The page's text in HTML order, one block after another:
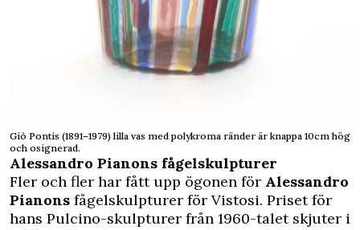
Giò Pontis (1891–1979) lilla vas med polykroma ränder är knappa 10cm hög
och osignerad.
Alessandro Pianons fågelskulpturer
Fler och fler har fått upp ögonen för Alessandro
Pianons fågelskulpturer för Vistosi. Priset för
hans Pulcino-skulpturer från 1960-talet skjuter i